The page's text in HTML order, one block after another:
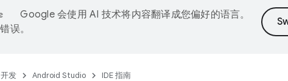
Google 会使用 AI 技术将内容翻译成您偏好的语言。
误。
开发 Android Studio IDE 指南